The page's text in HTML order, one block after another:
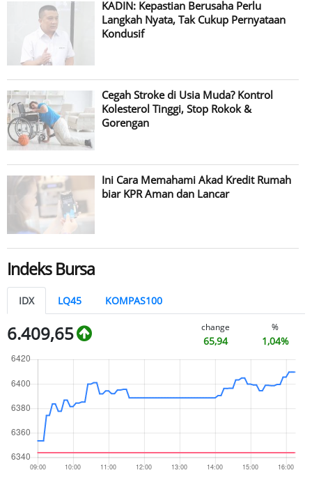
KADIN: Kepastian Berusaha Perlu
Langkah Nyata, Tak Cukup Pernyataan
Kondusif
Cegah Stroke di Usia Muda? Kontrol
Kolesterol Tinggi, Stop Rokok &
Gorengan
Ini Cara Memahami Akad Kredit Rumah
biar KPR Aman dan Lancar
Indeks Bursa
IDX LQ45 KOMPAS100
6.409,65 change
65,94
%
1,04%